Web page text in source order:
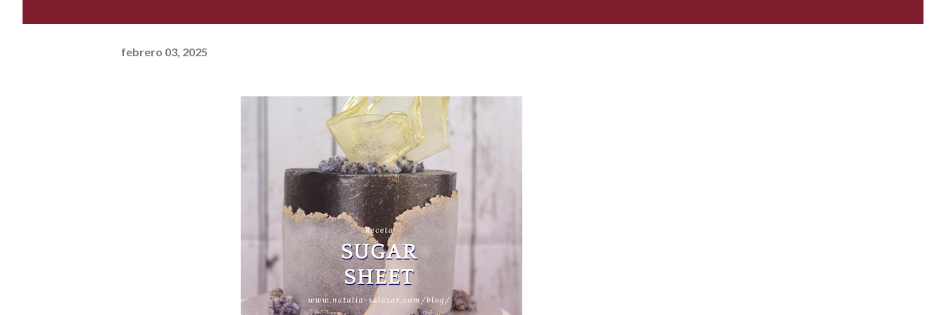
febrero 03, 2025